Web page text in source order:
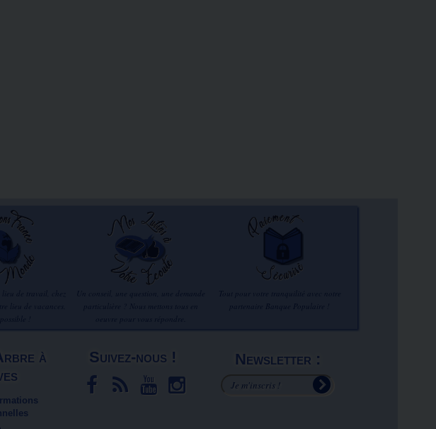
à
Suivez-nous ! Newsletter :